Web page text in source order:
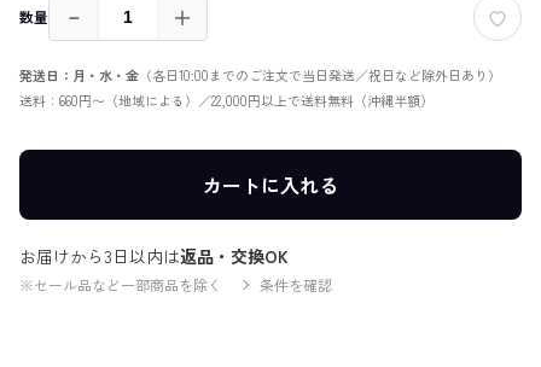
数量 － ＋
発送日：月・水・金 （各日10:00までのご注文で当日発送／祝日など除外日あり）
送料：660円〜（地域による）／22,000円以上で送料無料（沖縄半額）
カートに入れる
お届けから3日以内は返品・交換OK
※セール品など一部商品を除く 条件を確認